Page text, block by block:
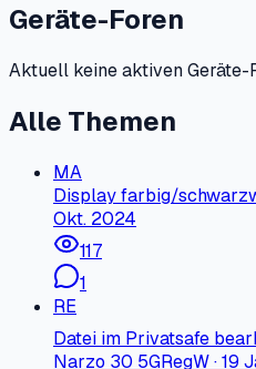
Geräte-Foren
Aktuell keine aktiven Geräte-
Alle Themen
MA
Display farbig/
Okt. 2024
117
1
RE
Datei im Privatsafe
Narzo 30 5GRegW·19